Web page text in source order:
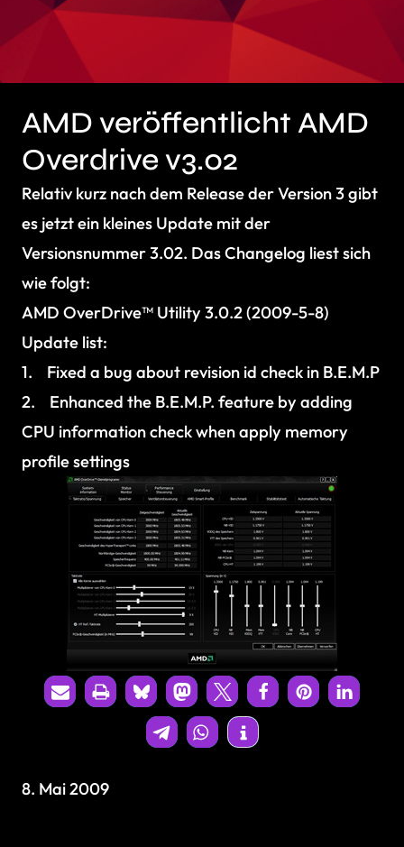
AMD veröffentlicht AMD
Overdrive v3.02
Relativ kurz nach dem Release der Version 3 gibt
es jetzt ein kleines Update mit der
Versionsnummer 3.02. Das Changelog liest sich
wie folgt:
AMD OverDrive™ Utility 3.0.2 (2009-5-8)
Update list:
1. Fixed a bug about revision id check in B.E.M.P
2. Enhanced the B.E.M.P. feature by adding
CPU information check when apply memory
profile settings
8. Mai 2009